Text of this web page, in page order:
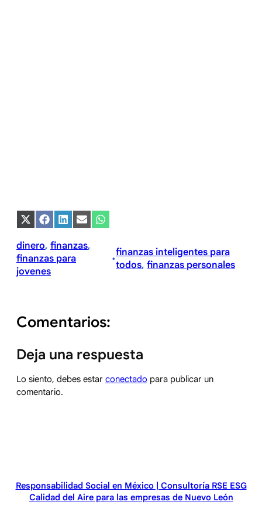
Compartir
en
(Twitter)
Compartir
en
Facebook
Compartir
en
Compartir
en
Compartir
en
dinero, finanzas
finanzas para
jovenes
•
finanzas inteligentes para
todos, finanzas personales
Comentarios:
Deja una respuesta
Lo siento, debes estar conectado para publicar un
comentario.
Responsabilidad Social en México | Consultoría RSE ESG
Calidad del Aire para las empresas de Nuevo León